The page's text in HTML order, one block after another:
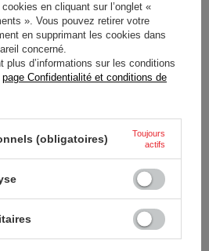
Nouveaux produits
Sparco
en cliquant sur l’onglet «
». Vous pouvez retirer votre
en supprimant les cookies dans
concerné.
plus d’informations sur les conditions
page Confidentialité et conditions de
(obligatoires)
Toujours
actifs